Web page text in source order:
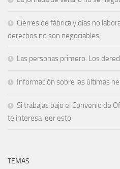
Cierres de fábrica y días no
derechos no son negociables
Las personas primero. Los
Información sobre las últimas
Si trabajas bajo el Convenio de
te interesa leer esto
TEMAS